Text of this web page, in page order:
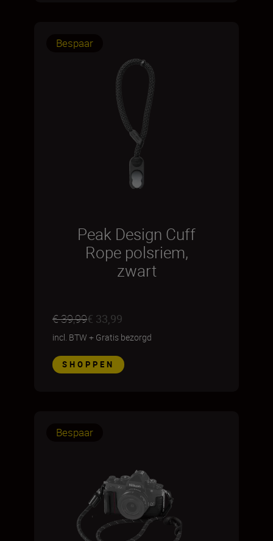
Bespaar
Peak Design Cuff
Rope polsriem,
zwart
€ 39,99€ 33,99
incl. BTW + Gratis bezorgd
SHOPPEN
Bespaar